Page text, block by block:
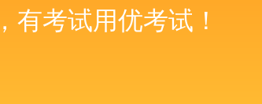
有考试用优考试！